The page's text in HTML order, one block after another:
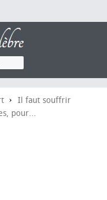
› Il faut souffrir
pour...